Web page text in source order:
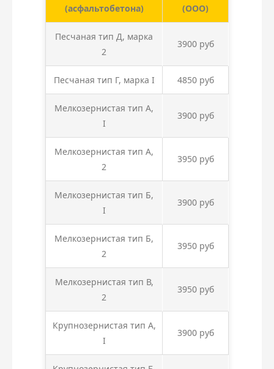
(асфальтобетона)
(ООО)
Песчаная тип Д, марка
2
3900 руб
Песчаная тип Г, марка I 4850 руб
Мелкозернистая тип А,
I
3900 руб
Мелкозернистая тип А,
2
3950 руб
Мелкозернистая тип Б,
I
3900 руб
Мелкозернистая тип Б,
2
3950 руб
Мелкозернистая тип В,
2
3950 руб
Крупнозернистая тип А,
I
3900 руб